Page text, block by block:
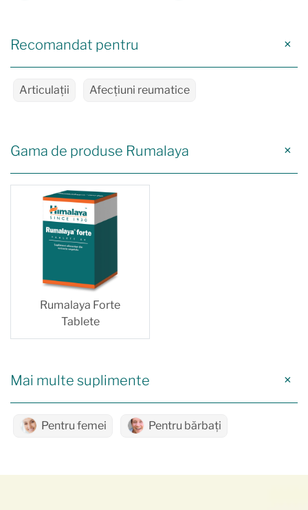
Recomandat pentru
Articulații Afecțiuni reumatice
Gama de produse Rumalaya
Rumalaya Forte
Tablete
Mai multe suplimente
Pentru femei Pentru bărbați